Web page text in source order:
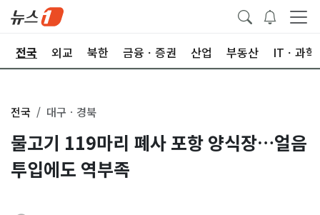
전국 외교 북한 금융ㆍ증권 산업 부동산 ITㆍ과학
전국 대구ㆍ경북
물고기 119마리 폐사 포항 양식장…얼음
투입에도 역부족